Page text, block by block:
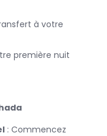
à votre
première nuit
: Commencez